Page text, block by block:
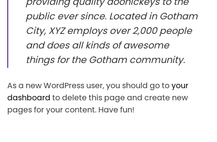
providing quality doohickeys to the
public ever since. Located in Gotham
City, XYZ employs over 2,000 people
and does all kinds of awesome
things for the Gotham community.
As a new WordPress user, you should go to your
dashboard to delete this page and create new
pages for your content. Have fun!